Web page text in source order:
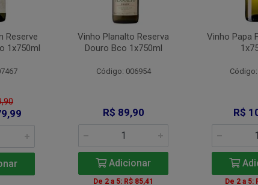
Reserve
1x750ml
Vinho Planalto Reserva
Douro Bco 1x750ml
Código: 006954
R$ 89,90
Adicionar
De 2 a 5: R$ 85,41
Vinho Papa
R$
De 2 a 5: